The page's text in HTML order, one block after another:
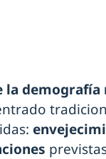
la demografía